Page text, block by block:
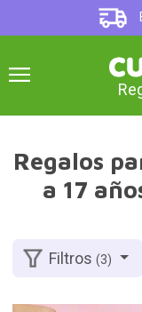
Regalos
a 17
Filtros(3)